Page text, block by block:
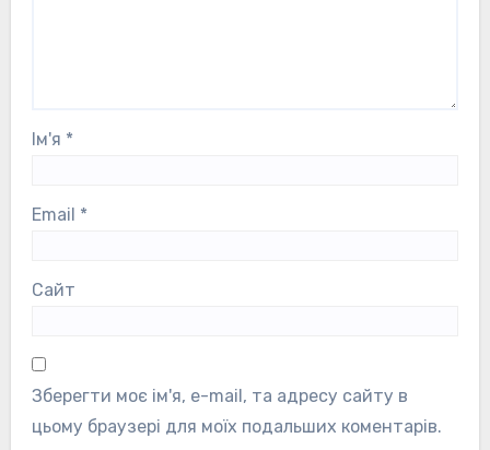
Ім'я *
Email *
Сайт
Зберегти моє ім'я, e-mail, та адресу сайту в
цьому браузері для моїх подальших коментарів.